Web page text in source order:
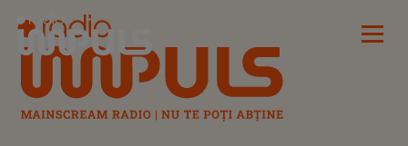
Radio Impuls